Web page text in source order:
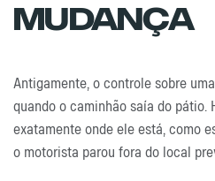
Mudança
Antigamente, o controle sobre
quando o caminhão saía do pátio.
exatamente onde ele está, como
o motorista parou fora do local